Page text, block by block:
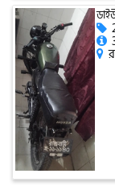
জোনটেস
সিঙ্গার
এফবি